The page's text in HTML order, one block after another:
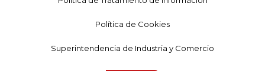
Política de Cookies
Superintendencia de Industria y Comercio